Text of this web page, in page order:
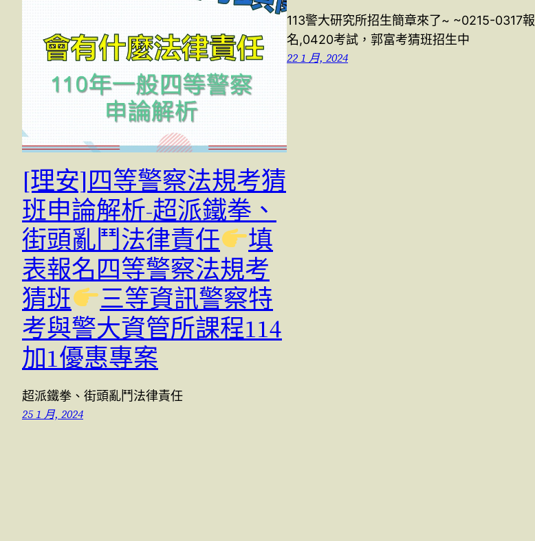
[理安]四等警察法規考猜
班申論解析-超派鐵拳、
街頭亂鬥法律責任
填
表報名四等警察法規考
猜班
三等資訊警察特
考與警大資管所課程114
加1優惠專案
超派鐵拳、街頭亂鬥法律責任
25 1 月, 2024
113警大研究所招生簡章來了~ ~0215-0317報
名,0420考試，郭富考猜班招生中
22 1 月, 2024